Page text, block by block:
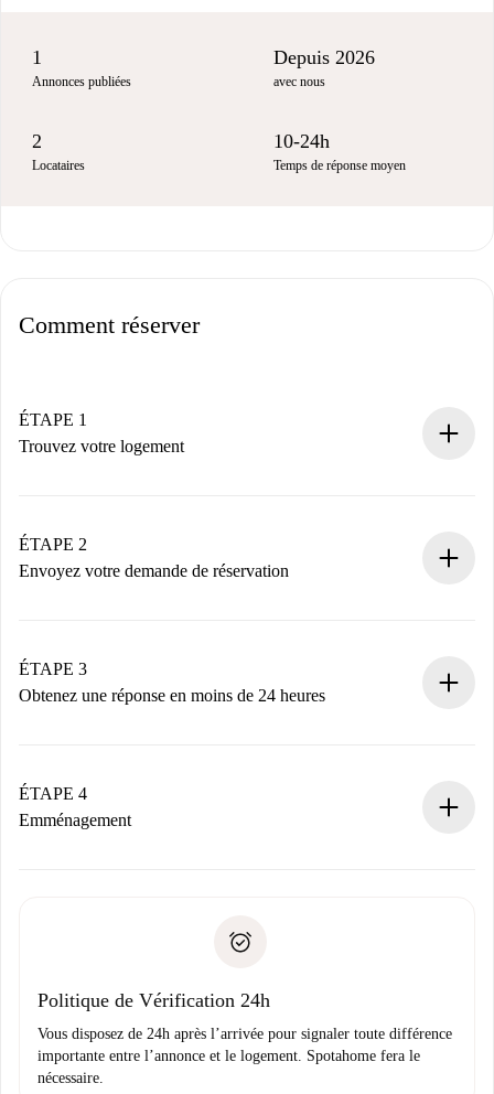
1
Annonces publiées
Depuis 2026
avec nous
2
Locataires
10-24h
Temps de réponse moyen
Comment réserver
ÉTAPE 1
Trouvez votre logement
Vous disposez à l’avance de toutes les informations
nécessaires.
ÉTAPE 2
Envoyez votre demande de réservation
Nous ne vous facturerons rien tant que le propriétaire
n’aura pas accepté.
ÉTAPE 3
Obtenez une réponse en moins de 24 heures
contact avec le propriétaire.
Si refusé : aucun prélèvement et nous vous proposerons
Justificatif de solvabilité
ÉTAPE 4
Emménagement
uniquement si aucun problème n'est signalé.
Politique de Vérification 24h
Vous disposez de 24h après l’arrivée pour signaler toute différence
importante entre l’annonce et le logement. Spotahome fera le
nécessaire.